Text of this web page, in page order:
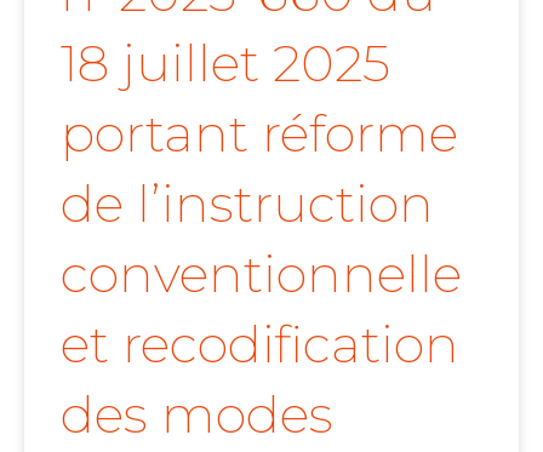
18 juillet 2025
portant réforme
de l’instruction
conventionnelle
et recodification
des modes